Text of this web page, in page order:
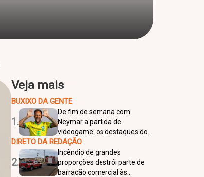
Veja mais
BUXIXO DA GENTE
1.
De fim de semana com
Neymar a partida de
videogame: os destaques do
leilão do craque
DIRETO DA REDAÇÃO
2.
Incêndio de grandes
proporções destrói parte de
barracão comercial às